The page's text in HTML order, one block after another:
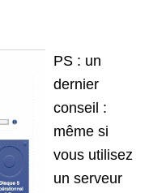
PS : un
dernier
conseil :
même si
vous utilisez
un serveur